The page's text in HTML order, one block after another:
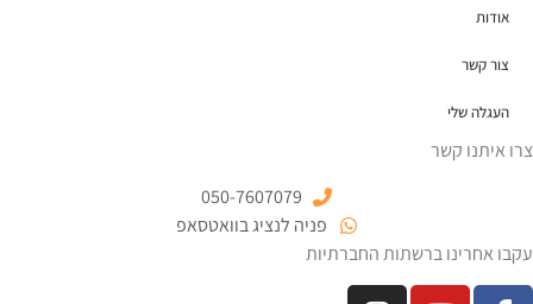
אודות
צור קשר
העגלה שלי
צרו איתנו קשר
050-7607079
פניה לנציג בוואטסאפ
עקבו אחרינו ברשתות החברתיות